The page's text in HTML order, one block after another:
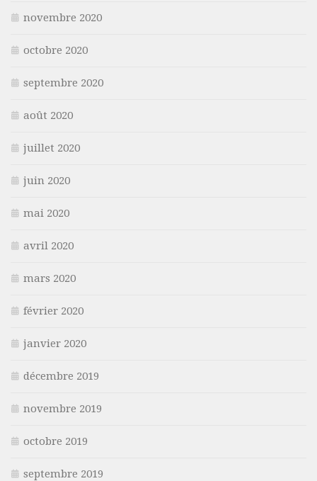
novembre 2020
octobre 2020
septembre 2020
août 2020
juillet 2020
juin 2020
mai 2020
avril 2020
mars 2020
février 2020
janvier 2020
décembre 2019
novembre 2019
octobre 2019
septembre 2019